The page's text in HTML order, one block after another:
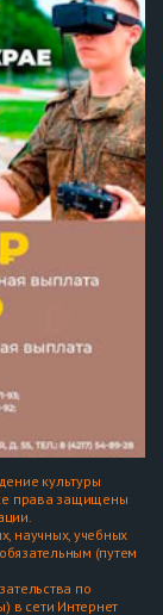
культуры
права защищены
научных, учебных
(путем
по
в сети Интернет